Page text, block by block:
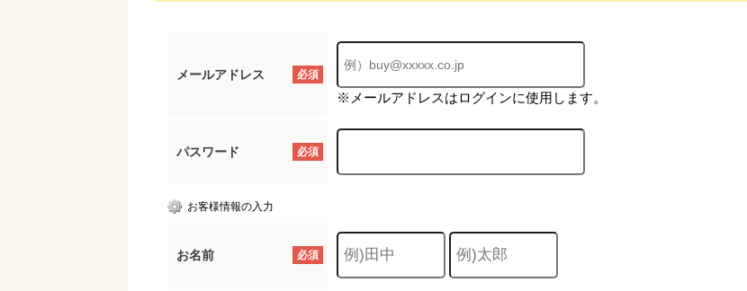
必須
メールアドレス
※メールアドレスはログインに使用します。
必須
パスワード
お客様情報の入力
必須
お名前